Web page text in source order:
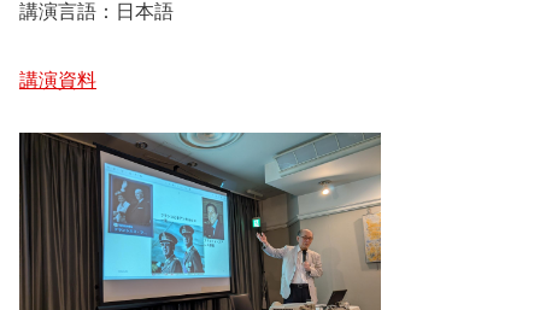
講演言語：日本語
講演資料